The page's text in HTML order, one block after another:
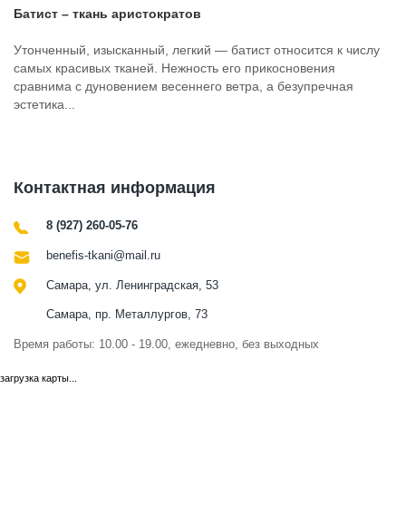
Батист – ткань аристократов
Утонченный, изысканный, легкий — батист относится к числу
самых красивых тканей. Нежность его прикосновения
сравнима с дуновением весеннего ветра, а безупречная
эстетика...
Контактная информация
8 (927) 260-05-76
benefis-tkani@mail.ru
Самара, ул. Ленинградская, 53
Самара, пр. Металлургов, 73
Время работы: 10.00 - 19.00, ежедневно, без выходных
загрузка карты...